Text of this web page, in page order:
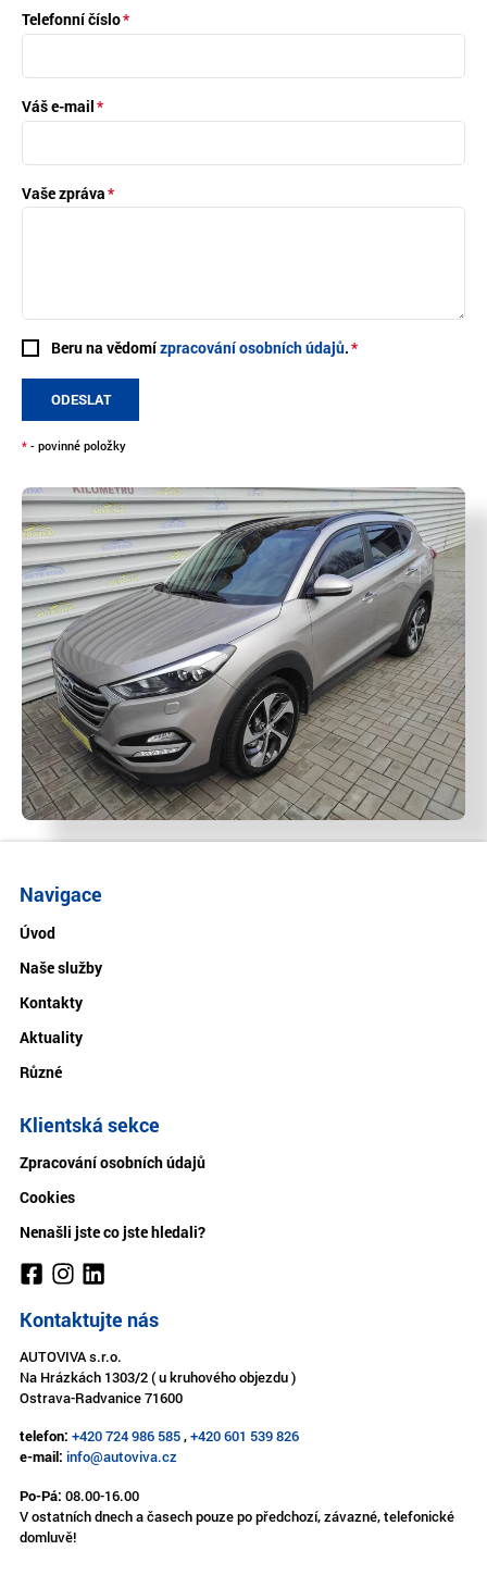
Telefonní číslo
Váš e-mail
Vaše zpráva
Beru na vědomízpracování osobních údajů.
ODESLAT
* - povinné položky
Navigace
Úvod
Naše služby
Kontakty
Aktuality
Různé
Klientská sekce
Zpracování osobních údajů
Cookies
Nenašli jste co jste hledali?
Kontaktujte nás
AUTOVIVA s.r.o.
Na Hrázkách 1303/2 ( u kruhového objezdu )
Ostrava-Radvanice 71600
telefon: +420 724 986 585,+420 601 539 826
e-mail: info@autoviva.cz
Po-Pá: 08.00-16.00
V ostatních dnech a časech pouze po předchozí, závazné, telefonické
domluvě!